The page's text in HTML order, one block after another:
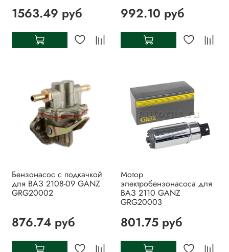
1563.49 руб 992.10 руб
Бензонасос с подкачкой
для ВАЗ 2108-09 GANZ
GRG20002
876.74 руб
Мотор
электробензонасоса для
ВАЗ 2110 GANZ
GRG20003
801.75 руб